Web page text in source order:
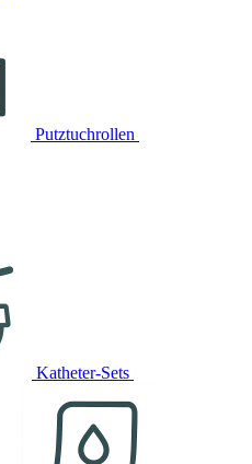
Putztuchrollen
Katheter-Sets